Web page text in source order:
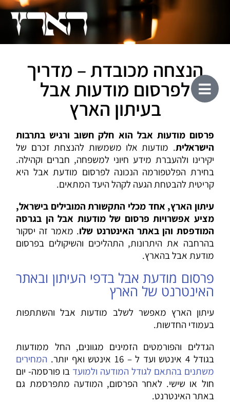
הנצחה מכובדת – מדריך
לפרסום מודעות אבל
בעיתון הארץ
פרסום מודעות אבל הוא חלק חשוב ורגיש בתרבות
הישראלית. מודעות אלו משמשות להנצחת זכרם של
יקירינו ולהעברת מידע חיוני למשפחה, חברים וקהילה.
בחירת הפלטפורמה הנכונה לפרסום מודעת אבל היא
קריטית להבטחת הגעה לקהל היעד המתאים.
עיתון הארץ, אחד מכלי התקשורת המובילים בישראל,
מציע אפשרויות פרסום של מודעות אבל הן בגרסה
המודפסת והן באתר האינטרנט שלו. מאמר זה יסקור
בהרחבה את היתרונות, התהליכים והשיקולים בפרסום
מודעת אבל בהארץ.
פרסום מודעת אבל בדפי העיתון ובאתר
האינטרנט של הארץ
עיתון הארץ מאפשר לשלב מודעות אבל והשתתפות
בעמודי החדשות.
הגדלים והפורמטים הזמינים מגוונים, החל ממודעות
בגודל 4 אינטש ועד ל – 16 אינטש ואף יותר.
המחירים
משתנים בהתאם לגודל המודעה ולמועד בו פורסמה- יום
חול או שישי. לאחר הפרסום, המודעה מתפרסמת גם
באתר האינטרנט.